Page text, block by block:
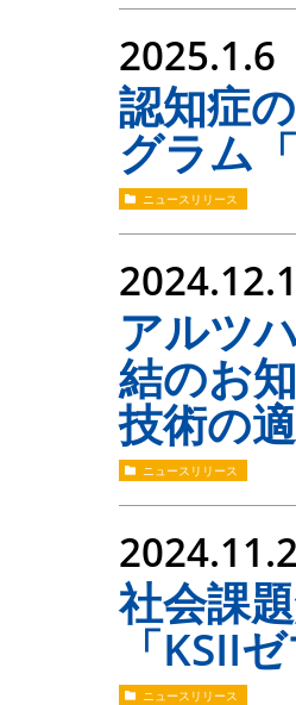
2025.1.6
認知症
グラム
ニュースリリース
アルツ
結のお
技術の
ニュースリリース
社会課
「KSII
ニュースリリース